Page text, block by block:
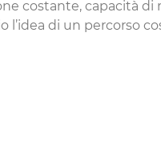
costante, capacità
l’idea di un percorso